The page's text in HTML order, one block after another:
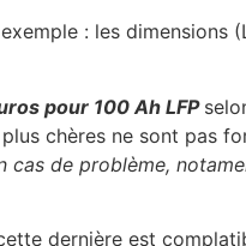
: les dimensions
pour 100 Ah LFP
chères ne sont pas
de problème,
dernière est